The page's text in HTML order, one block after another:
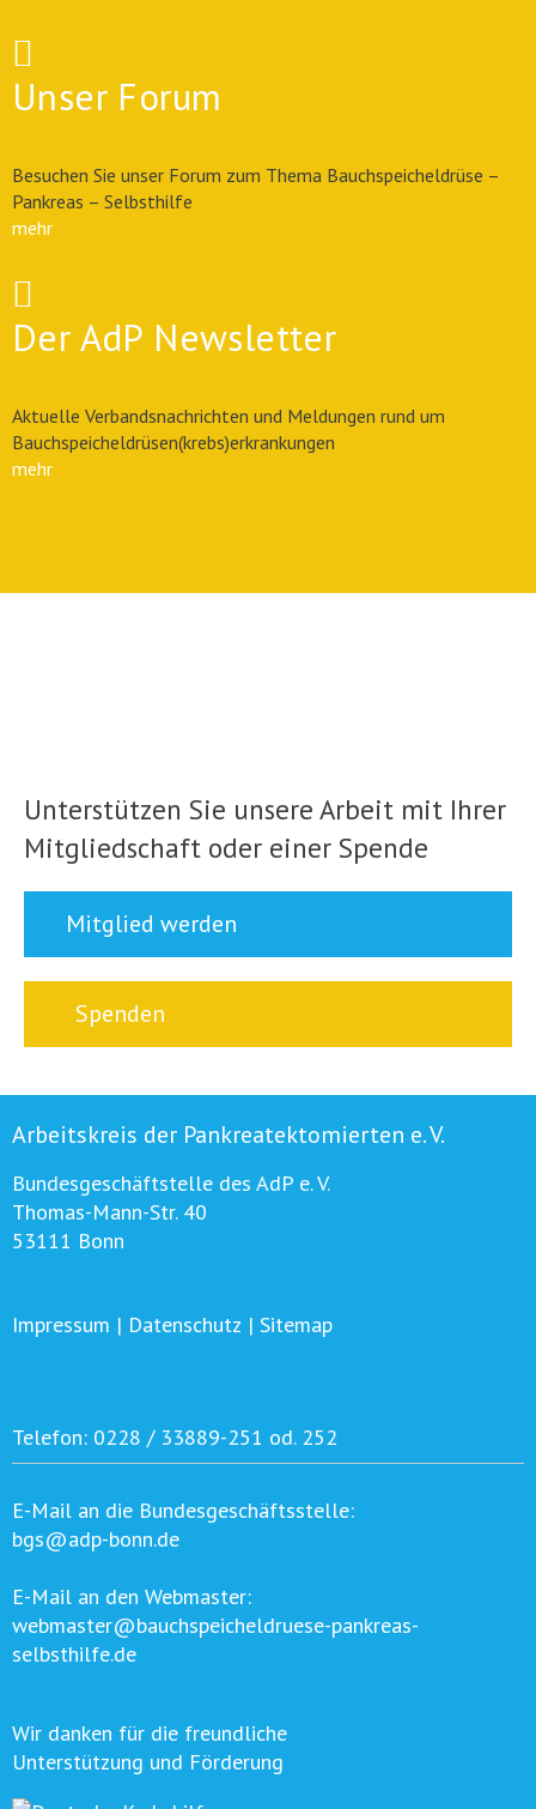
Unser Forum
Besuchen Sie unser Forum zum Thema Bauchspeicheldrüse –
Pankreas – Selbsthilfe
mehr
Der AdP Newsletter
Aktuelle Verbandsnachrichten und Meldungen rund um
Bauchspeicheldrüsen(krebs)erkrankungen
mehr
Unterstützen Sie unsere Arbeit mit Ihrer
Mitgliedschaft oder einer Spende
Mitglied werden
Spenden
Arbeitskreis der Pankreatektomierten e. V.
Bundesgeschäftstelle des AdP e. V.
Thomas-Mann-Str. 40
53111 Bonn
Impressum | Datenschutz | Sitemap
Telefon: 0228 / 33889-251 od. 252
E-Mail an die Bundesgeschäftsstelle:
bgs@adp-bonn.de
E-Mail an den Webmaster:
webmaster@bauchspeicheldruese-pankreas-
selbsthilfe.de
Wir danken für die freundliche
Unterstützung und Förderung